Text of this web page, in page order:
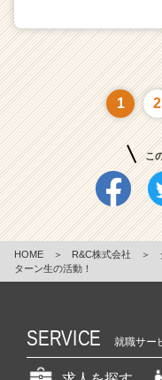
1 2
こ
HOME ＞ R&C株式会社 ＞
ターン生の活動！
SERVICE 就職サー